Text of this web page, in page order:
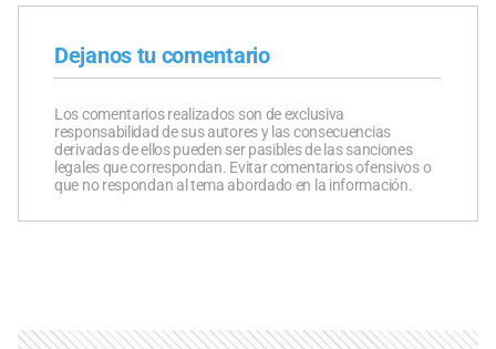
Dejanos tu comentario
Los comentarios realizados son de exclusiva
responsabilidad de sus autores y las consecuencias
derivadas de ellos pueden ser pasibles de las sanciones
legales que correspondan. Evitar comentarios ofensivos o
que no respondan al tema abordado en la información.